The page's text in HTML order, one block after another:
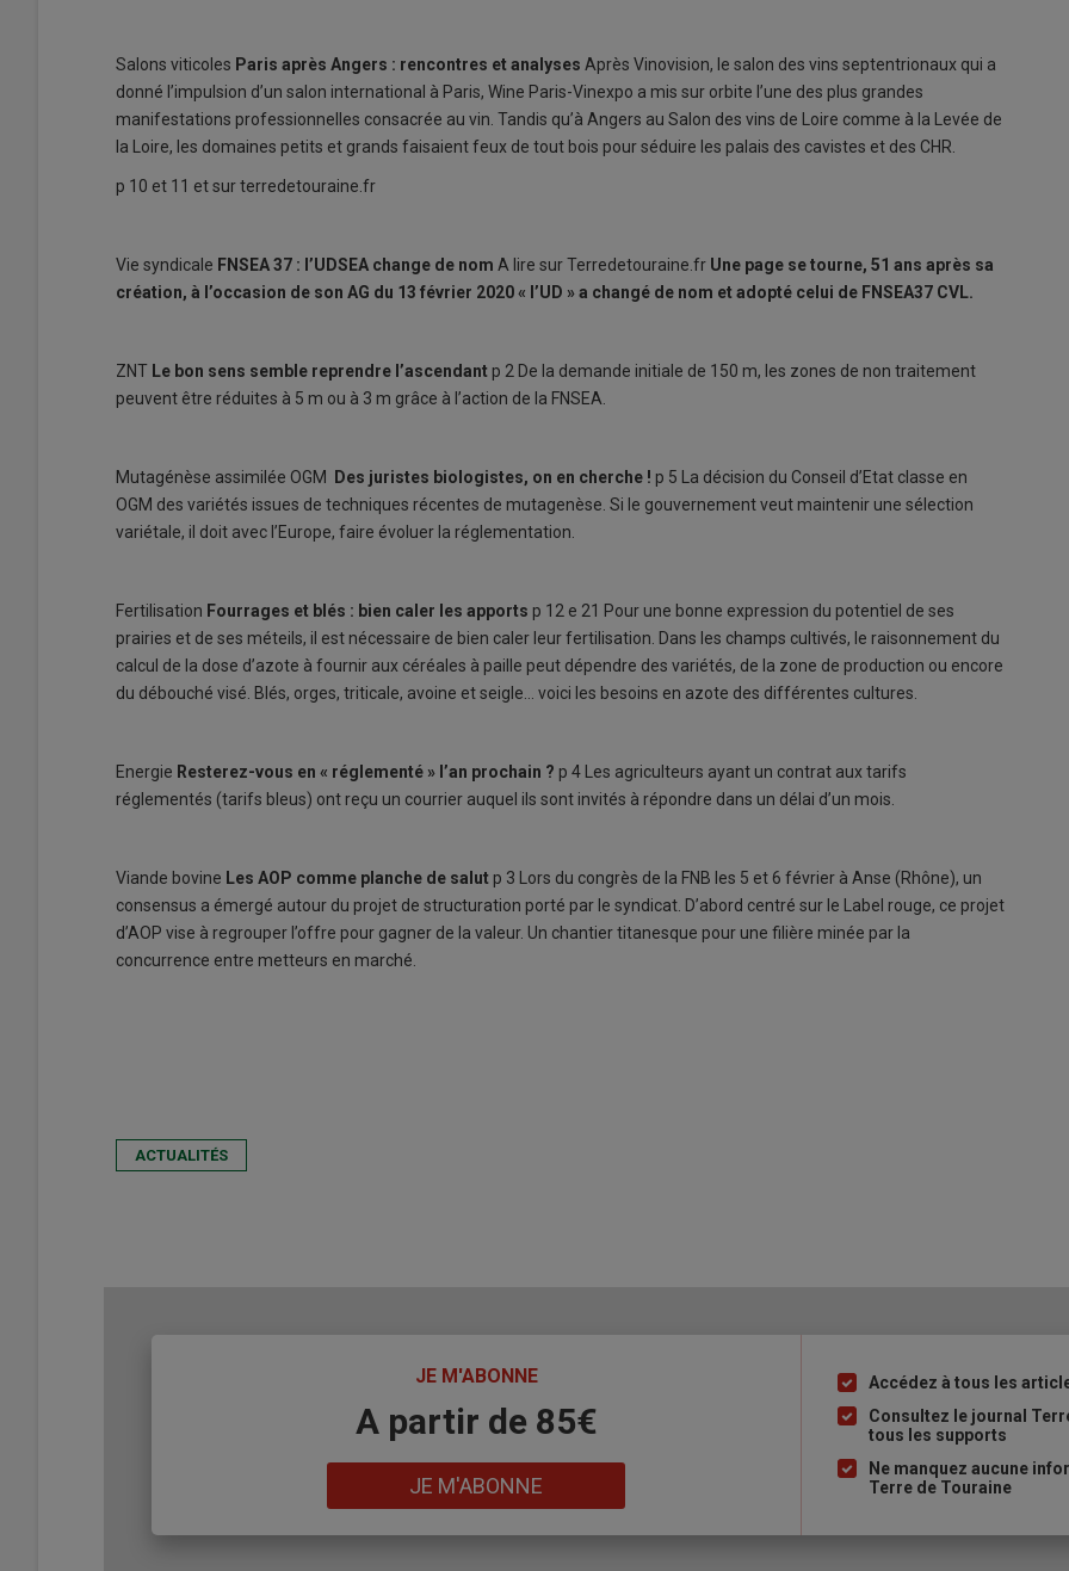
Salons viticoles Paris après Angers : rencontres et analyses Après Vinovision, le salon des vins septentrionaux qui a
donné l’impulsion d’un salon international à Paris, Wine Paris-Vinexpo a mis sur orbite l’une des plus grandes
manifestations professionnelles consacrée au vin. Tandis qu’à Angers au Salon des vins de Loire comme à la Levée de
la Loire, les domaines petits et grands faisaient feux de tout bois pour séduire les palais des cavistes et des CHR.
p 10 et 11 et sur terredetouraine.fr
Vie syndicale FNSEA 37 : l’UDSEA change de nom A lire sur Terredetouraine.fr Une page se tourne, 51 ans après sa
création, à l’occasion de son AG du 13 février 2020 « l’UD » a changé de nom et adopté celui de FNSEA37 CVL.
ZNT Le bon sens semble reprendre l’ascendant p 2 De la demande initiale de 150 m, les zones de non traitement
peuvent être réduites à 5 m ou à 3 m grâce à l’action de la FNSEA.
Mutagénèse assimilée OGM Des juristes biologistes, on en cherche ! p 5 La décision du Conseil d’Etat classe en
OGM des variétés issues de techniques récentes de mutagenèse. Si le gouvernement veut maintenir une sélection
variétale, il doit avec l’Europe, faire évoluer la réglementation.
Fertilisation Fourrages et blés : bien caler les apports p 12 e 21 Pour une bonne expression du potentiel de ses
prairies et de ses méteils, il est nécessaire de bien caler leur fertilisation. Dans les champs cultivés, le raisonnement du
calcul de la dose d’azote à fournir aux céréales à paille peut dépendre des variétés, de la zone de production ou encore
du débouché visé. Blés, orges, triticale, avoine et seigle… voici les besoins en azote des différentes cultures.
Energie Resterez-vous en « réglementé » l’an prochain ? p 4 Les agriculteurs ayant un contrat aux tarifs
réglementés (tarifs bleus) ont reçu un courrier auquel ils sont invités à répondre dans un délai d’un mois.
Viande bovine Les AOP comme planche de salut p 3 Lors du congrès de la FNB les 5 et 6 février à Anse (Rhône), un
consensus a émergé autour du projet de structuration porté par le syndicat. D’abord centré sur le Label rouge, ce projet
d’AOP vise à regrouper l’offre pour gagner de la valeur. Un chantier titanesque pour une filière minée par la
concurrence entre metteurs en marché.
ACTUALITÉS
JE M'ABONNE
A partir de 85€
JE M'ABONNE
Liste
à
puce
Accédez à tous les
Consultez le journal
tous les supports
Ne manquez aucune
Terre de Touraine